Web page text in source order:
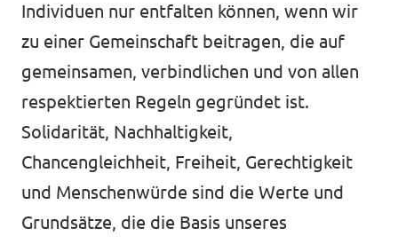
Datenschutz
Impressum
Individuen nur entfalten können, wenn wir
zu einer Gemeinschaft beitragen, die auf
gemeinsamen, verbindlichen und von allen
respektierten Regeln gegründet ist.
Solidarität, Nachhaltigkeit,
Chancengleichheit, Freiheit, Gerechtigkeit
und Menschenwürde sind die Werte und
Grundsätze, die die Basis unseres